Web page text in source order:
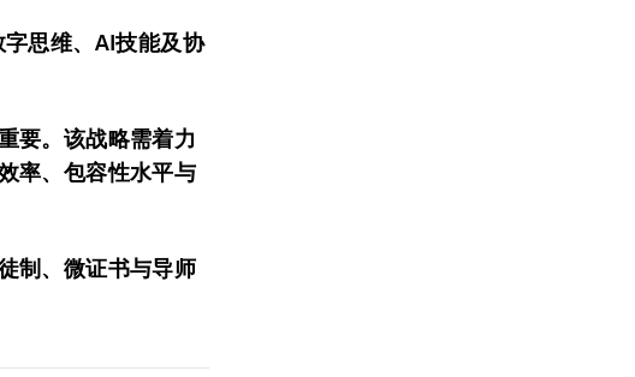
思维、AI技能及协
要。该战略需着力
率、包容性水平与
制、微证书与导师